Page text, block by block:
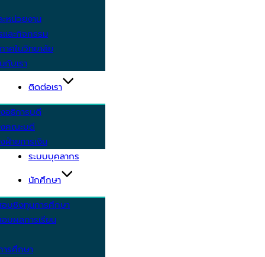
หน่วยงาน
และกิจกรรม
าศในวิทยาลัย
กับเรา
ติดต่อเรา
อธิการบดี
คณะบดี
ฝ่ายการเงิน
ระบบบุคลากร
นักศึกษา
บชิงทุนการศึกษา
บผลการเรียน
รศึกษา